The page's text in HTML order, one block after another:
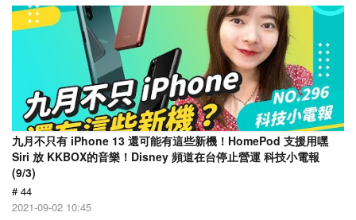
九月不只有 iPhone 13 還可能有這些新機！HomePod 支援用嘿
Siri 放 KKBOX的音樂！Disney 頻道在台停止營運 科技小電報
(9/3)
# 44
2021-09-02 10:45